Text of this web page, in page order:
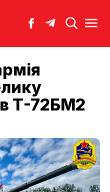
Т-72БМ2